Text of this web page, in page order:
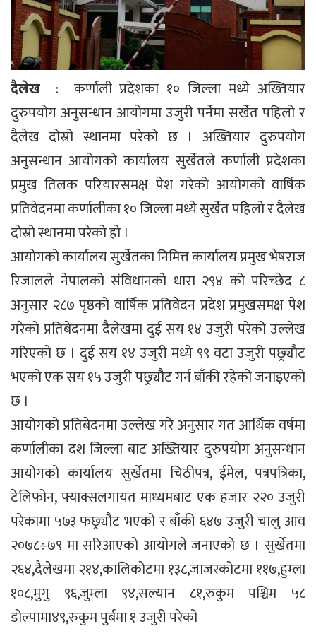
दैलेख : कर्णाली प्रदेशका १० जिल्ला मध्ये अख्तियार
दुरुपयोग अनुसन्धान आयोगमा उजुरी पर्नेमा सर्खेत पहिलो र
दैलेख दोस्रो स्थानमा परेको छ । अख्तियार दुरुपयोग
अनुसन्धान आयोगको कार्यालय सुर्खेतले कर्णाली प्रदेशका
प्रमुख तिलक परियारसमक्ष पेश गरेको आयोगको वार्षिक
प्रतिवेदनमा कर्णालीका १० जिल्ला मध्ये सुर्खेत पहिलो र दैलेख
दोस्रो स्थानमा परेको हो ।
आयोगको कार्यालय सुर्खेतका निमित्त कार्यालय प्रमुख भेषराज
रिजालले नेपालको संविधानको धारा २९४ को परिच्छेद ८
अनुसार २८७ पृष्ठको वार्षिक प्रतिवेदन प्रदेश प्रमुखसमक्ष पेश
गरेको प्रतिबेदनमा दैलेखमा दुई सय १४ उजुरी परेको उल्लेख
गरिएको छ । दुई सय १४ उजुरी मध्ये ९९ वटा उजुरी पछ्र्यौट
भएको एक सय १५ उजुरी पछ्र्यौट गर्न बाँकी रहेको जनाइएको
छ ।
आयोगको प्रतिबेदनमा उल्लेख गरे अनुसार गत आर्थिक वर्षमा
कर्णालीका दश जिल्ला बाट अख्तियार दुरुपयोग अनुसन्धान
आयोगको कार्यालय सुर्खेतमा चिठीपत्र, ईमेल, पत्रपत्रिका,
टेलिफोन, फ्याक्सलगायत माध्यमबाट एक हजार २२० उजुरी
परेकामा ५७३ फछ्र्यौट भएको र बाँकी ६४७ उजुरी चालु आव
२०७८÷७९ मा सरिआएको आयोगले जनाएको छ । सुर्खेतमा
२६४,दैलेखमा २१४,कालिकोटमा १३८,जाजरकोटमा ११७,हुम्ला
१०८,मुगु ९६,जुम्ला ९४,सल्यान ८१,रुकुम पश्चिम ५८
डोल्पामा४९,रुकुम पुर्बमा १ उजुरी परेको